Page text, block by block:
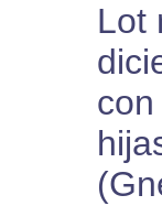
Lot